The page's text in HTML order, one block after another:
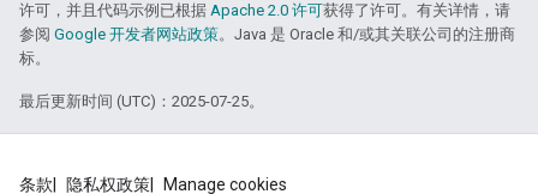
许可，并且代码示例已根据 Apache 2.0 许可获得了许可。有关详情，请
参阅 Google 开发者网站政策。Java 是 Oracle 和/或其关联公司的注册商
标。
最后更新时间 (UTC)：2025-07-25。
条款 隐私权政策 Manage cookies